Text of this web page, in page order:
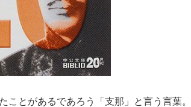
ことがあるであろう「支那」と言う言葉